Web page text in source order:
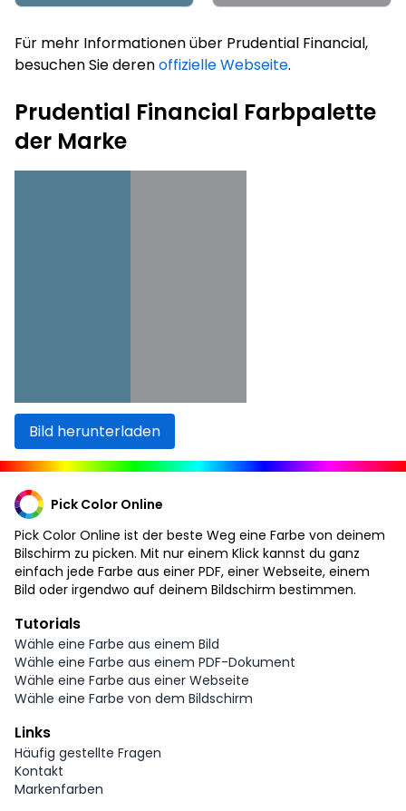
Für mehr Informationen über Prudential Financial,
besuchen Sie derenoffizielle Webseite.
Prudential Financial Farbpalette
der Marke
Bild herunterladen
Pick Color Online
Pick Color Online ist der beste Weg eine Farbe von deinem
Bilschirm zu picken. Mit nur einem Klick kannst du ganz
einfach jede Farbe aus einer PDF, einer Webseite, einem
Bild oder irgendwo auf deinem Bildschirm bestimmen.
Tutorials
Wähle eine Farbe aus einem Bild
Wähle eine Farbe aus einem PDF-Dokument
Wähle eine Farbe aus einer Webseite
Wähle eine Farbe von dem Bildschirm
Links
Häufig gestellte Fragen
Kontakt
Markenfarben